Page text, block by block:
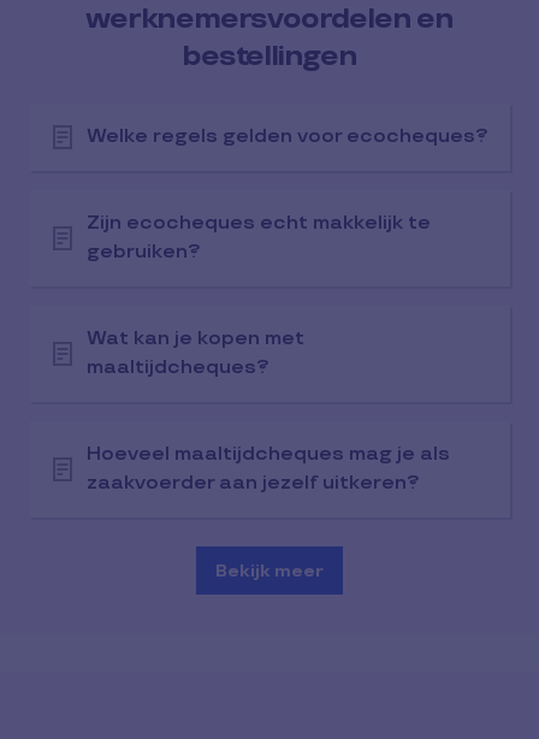
werknemersvoordelen en
bestellingen
Welke regels gelden voor ecocheques?
Zijn ecocheques echt makkelijk te
gebruiken?
Wat kan je kopen met
maaltijdcheques?
Hoeveel maaltijdcheques mag je als
zaakvoerder aan jezelf uitkeren?
Bekijk meer